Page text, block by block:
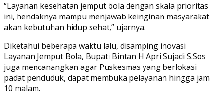
“Layanan kesehatan jemput bola dengan skala prioritas
ini, hendaknya mampu menjawab keinginan masyarakat
akan kebutuhan hidup sehat,” ujarnya.
Diketahui beberapa waktu lalu, disamping inovasi
Layanan Jemput Bola, Bupati Bintan H Apri Sujadi S.Sos
juga mencanangkan agar Puskesmas yang berlokasi
padat penduduk, dapat membuka pelayanan hingga jam
10 malam.